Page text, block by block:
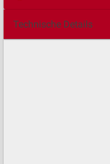
Technische Details